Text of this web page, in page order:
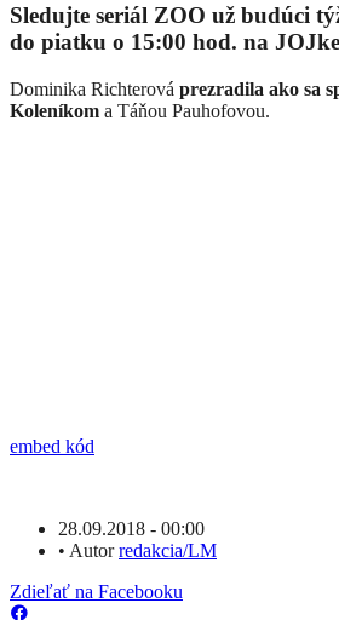
Sledujte seriál ZOO už budúci
do piatku o 15:00 hod. na
Dominika Richterová prezradila ako sa
Koleníkom a Táňou Pauhofovou.
embed kód
28.09.2018 - 00:00
• Autorredakcia/LM
Zdieľať na Facebooku